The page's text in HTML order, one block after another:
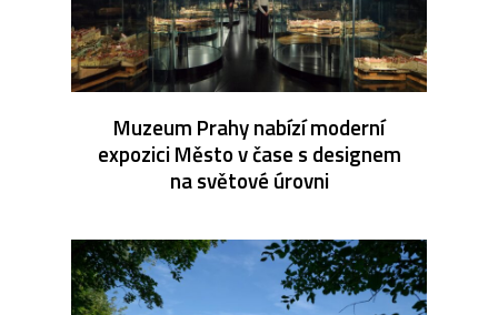
Muzeum Prahy nabízí moderní
expozici Město v čase s designem
na světové úrovni